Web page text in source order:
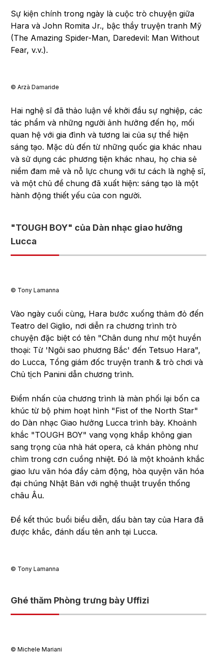
Sự kiện chính trong ngày là cuộc trò chuyện giữa
Hara và John Romita Jr., bậc thầy truyện tranh Mỹ
(The Amazing Spider-Man, Daredevil: Man Without
Fear, v.v.).
©︎ Arzà Damaride
Hai nghệ sĩ đã thảo luận về khởi đầu sự nghiệp, các
tác phẩm và những người ảnh hưởng đến họ, mối
quan hệ với gia đình và tương lai của sự thể hiện
sáng tạo. Mặc dù đến từ những quốc gia khác nhau
và sử dụng các phương tiện khác nhau, họ chia sẻ
niềm đam mê và nỗ lực chung với tư cách là nghệ sĩ,
và một chủ đề chung đã xuất hiện: sáng tạo là một
hành động thiết yếu của con người.
"TOUGH BOY" của Dàn nhạc giao hưởng
Lucca
©︎ Tony Lamanna
Vào ngày cuối cùng, Hara bước xuống thảm đỏ đến
Teatro del Giglio, nơi diễn ra chương trình trò
chuyện đặc biệt có tên "Chân dung như một huyền
thoại: Từ 'Ngôi sao phương Bắc' đến Tetsuo Hara",
do Lucca, Tổng giám đốc truyện tranh & trò chơi và
Chủ tịch Panini dẫn chương trình.
Điểm nhấn của chương trình là màn phối lại bốn ca
khúc từ bộ phim hoạt hình "Fist of the North Star"
do Dàn nhạc Giao hưởng Lucca trình bày. Khoảnh
khắc "TOUGH BOY" vang vọng khắp không gian
sang trọng của nhà hát opera, cả khán phòng như
chìm trong cơn cuồng nhiệt. Đó là một khoảnh khắc
giao lưu văn hóa đầy cảm động, hòa quyện văn hóa
đại chúng Nhật Bản với nghệ thuật truyền thống
châu Âu.
Để kết thúc buổi biểu diễn, dấu bàn tay của Hara đã
được khắc, đánh dấu tên anh tại Lucca.
©︎ Tony Lamanna
Ghé thăm Phòng trưng bày Uffizi
©︎ Michele Mariani